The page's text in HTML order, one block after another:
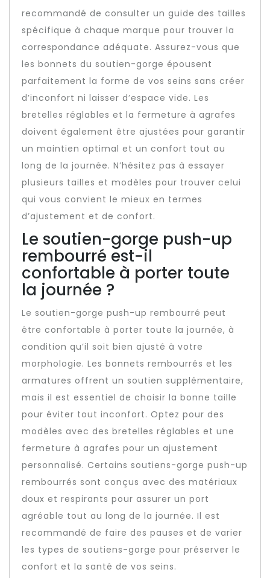
recommandé de consulter un guide des tailles
spécifique à chaque marque pour trouver la
correspondance adéquate. Assurez-vous que
les bonnets du soutien-gorge épousent
parfaitement la forme de vos seins sans créer
d’inconfort ni laisser d’espace vide. Les
bretelles réglables et la fermeture à agrafes
doivent également être ajustées pour garantir
un maintien optimal et un confort tout au
long de la journée. N’hésitez pas à essayer
plusieurs tailles et modèles pour trouver celui
qui vous convient le mieux en termes
d’ajustement et de confort.
Le soutien-gorge push-up
rembourré est-il
confortable à porter toute
la journée ?
Le soutien-gorge push-up rembourré peut
être confortable à porter toute la journée, à
condition qu’il soit bien ajusté à votre
morphologie. Les bonnets rembourrés et les
armatures offrent un soutien supplémentaire,
mais il est essentiel de choisir la bonne taille
pour éviter tout inconfort. Optez pour des
modèles avec des bretelles réglables et une
fermeture à agrafes pour un ajustement
personnalisé. Certains soutiens-gorge push-up
rembourrés sont conçus avec des matériaux
doux et respirants pour assurer un port
agréable tout au long de la journée. Il est
recommandé de faire des pauses et de varier
les types de soutiens-gorge pour préserver le
confort et la santé de vos seins.